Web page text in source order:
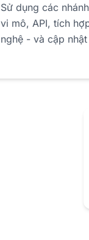
Sử dụng các
vi mô, API, tích
nghệ - và cập